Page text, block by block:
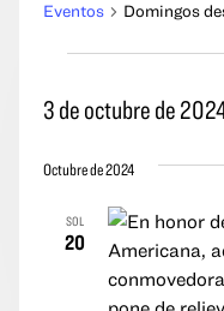
Eventos Domingos
3 de octubre de
la
Octubre de 2024
SOL
20